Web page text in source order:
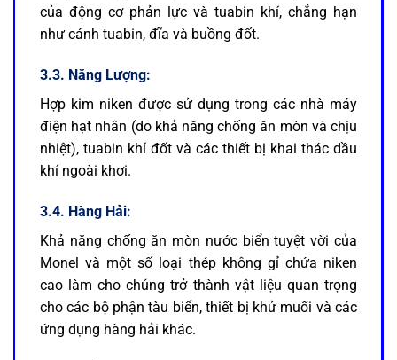
của động cơ phản lực và tuabin khí, chẳng hạn
như cánh tuabin, đĩa và buồng đốt.
3.3. Năng Lượng:
Hợp kim niken được sử dụng trong các nhà máy
điện hạt nhân (do khả năng chống ăn mòn và chịu
nhiệt), tuabin khí đốt và các thiết bị khai thác dầu
khí ngoài khơi.
3.4. Hàng Hải:
Khả năng chống ăn mòn nước biển tuyệt vời của
Monel và một số loại thép không gỉ chứa niken
cao làm cho chúng trở thành vật liệu quan trọng
cho các bộ phận tàu biển, thiết bị khử muối và các
ứng dụng hàng hải khác.